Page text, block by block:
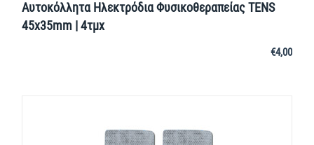
Αυτοκόλλητα Ηλεκτρόδια Φυσικοθεραπείας TENS
45x35mm | 4τμχ
€4,00